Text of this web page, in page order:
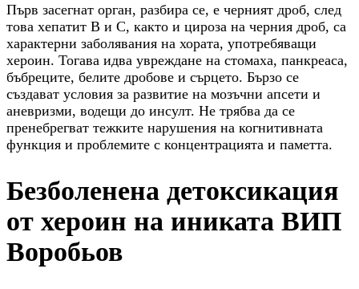
Първ засегнат орган, разбира се, е черният дроб, след
това хепатит В и С, както и цироза на черния дроб, са
характерни заболявания на хората, употребяващи
хероин. Тогава идва увреждане на стомаха, панкреаса,
бъбреците, белите дробове и сърцето. Бързо се
създават условия за развитие на мозъчни апсети и
аневризми, водещи до инсулт. Не трябва да се
пренебрегват тежките нарушения на когнитивната
функция и проблемите с концентрацията и паметта.
Безболенена детоксикация
от хероин на иниката ВИП
Воробьов